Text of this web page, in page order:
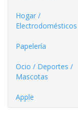
Hogar /
Electrodomésticos
Papelería
Ocio / Deportes /
Mascotas
Apple